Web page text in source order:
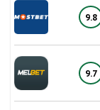
9.8
9.7